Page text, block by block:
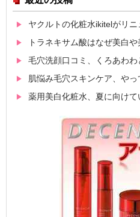
ヤクルトの化粧水ikitelがリ
トラネキサム酸はなぜ美白
毛穴洗顔口コミ、くろあわ
肌悩み毛穴スキンケア、や
薬用美白化粧水、夏に向けて